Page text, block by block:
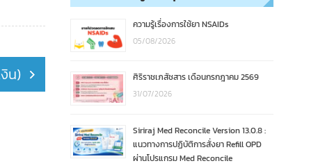
น)
ความรู้เรื่องการใช้ยา NSAIDs
05/08/2026
ศิริราชเภสัชสาร เดือนกรกฎาคม 2569
31/07/2026
Siriraj Med Reconcile Version 13.0.8 :
แนวทางการปฏิบัติการสั่งยา Refill OPD
ผ่านโปรแกรม Med Reconcile